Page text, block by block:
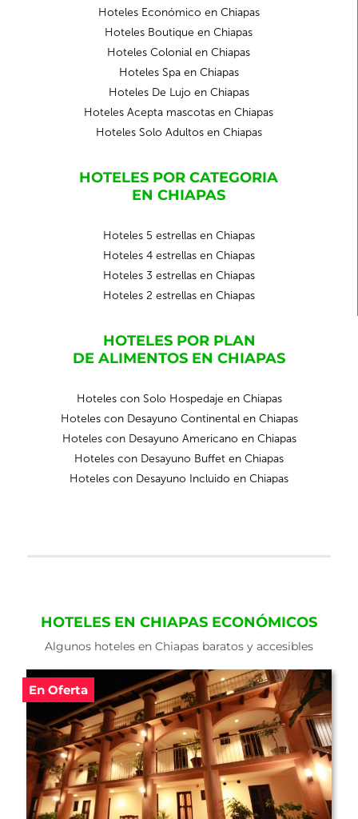
Hoteles Económico en Chiapas
Hoteles Boutique en Chiapas
Hoteles Colonial en Chiapas
Hoteles Spa en Chiapas
Hoteles De Lujo en Chiapas
Hoteles Acepta mascotas en Chiapas
Hoteles Solo Adultos en Chiapas
HOTELES POR CATEGORIA
EN CHIAPAS
Hoteles 5 estrellas en Chiapas
Hoteles 4 estrellas en Chiapas
Hoteles 3 estrellas en Chiapas
Hoteles 2 estrellas en Chiapas
HOTELES POR PLAN
DE ALIMENTOS EN CHIAPAS
Hoteles con Solo Hospedaje en Chiapas
Hoteles con Desayuno Continental en Chiapas
Hoteles con Desayuno Americano en Chiapas
Hoteles con Desayuno Buffet en Chiapas
Hoteles con Desayuno Incluido en Chiapas
HOTELES EN CHIAPAS ECONÓMICOS
Algunos hoteles en Chiapas baratos y accesibles